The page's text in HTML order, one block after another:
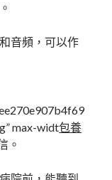
音頻，可以作
max-widt包養
。